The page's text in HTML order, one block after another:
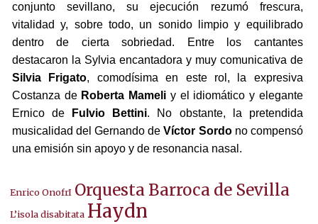
conjunto sevillano, su ejecución rezumó frescura,
vitalidad y, sobre todo, un sonido limpio y equilibrado
dentro de cierta sobriedad. Entre los cantantes
destacaron la Sylvia encantadora y muy comunicativa de
Silvia Frigato, comodísima en este rol, la expresiva
Costanza de Roberta Mameli y el idiomático y elegante
Ernico de
Fulvio Bettini. No obstante, la pretendida
musicalidad del Gernando deVíctor Sordono compensó
una emisión sin apoyo y de resonancia nasal.
Enrico OnofrI Orquesta Barroca de Sevilla
L’isola disabitata Haydn